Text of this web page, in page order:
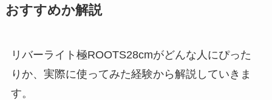
おすすめか解説
リバーライト極ROOTS28cmがどんな人にぴった
りか、実際に使ってみた経験から解説していきま
す。